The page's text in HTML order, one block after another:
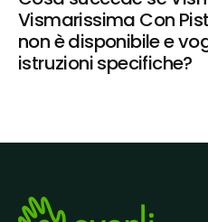
Vismarissima Con
non è disponibile e
istruzioni specifiche?